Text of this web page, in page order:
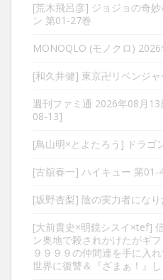
[荒木飛呂彦] ジョジョの奇
ン 第01-27巻
MONOQLO (モノクロ)
[和久井健] 東京卍リベンジ
週刊ファミ通 2026年08月
08-13]
[鳥山明×とよたろう] ドラゴ
[古舘春一] ハイキュー 第01-
[坂野杏梨] 陰の実力者にな
[大前貴史×明鏡シスイ×tef]
ン奥地で殺されかけたがギ
９９９９の仲間達を手に入
世界に復讐＆『ざまぁ！』